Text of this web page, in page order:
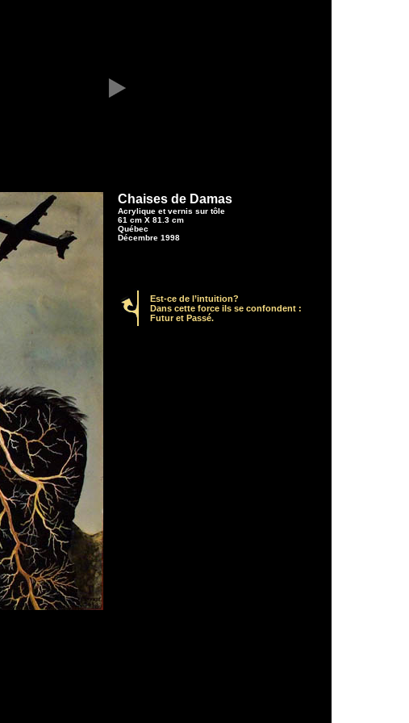
Chaises de Damas
Acrylique et vernis sur tôle
61 cm X 81.3 cm
Québec
Décembre 1998
Est-ce de l’intuition?
Dans cette force ils se confondent :
Futur et Passé.